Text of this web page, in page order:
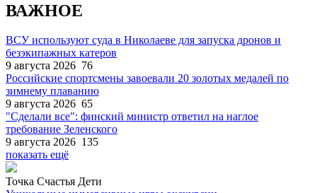
ВАЖНОЕ
ВСУ используют суда в Николаеве для запуска дронов и
безэкипажных катеров
9 августа 2026 76
Российские спортсмены завоевали 20 золотых медалей по
зимнему плаванию
9 августа 2026 65
"Сделали все": финский министр ответил на наглое
требование Зеленского
9 августа 2026 135
показать ещё
Точка Счастья Дети